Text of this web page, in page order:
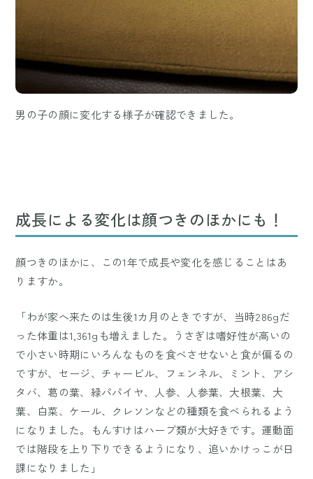
男の子の顔に変化する様子が確認できました。
成長による変化は顔つきのほかにも！
顔つきのほかに、この1年で成長や変化を感じることはあ
りますか。
「わが家へ来たのは生後1カ月のときですが、当時286gだ
った体重は1,361gも増えました。うさぎは嗜好性が高いの
で小さい時期にいろんなものを食べさせないと食が偏るの
ですが、セージ、チャービル、フェンネル、ミント、アシ
タバ、葛の葉、緑パパイヤ、人参、人参葉、大根葉、大
葉、白菜、ケール、クレソンなどの種類を食べられるよう
になりました。もんすけはハーブ類が大好きです。運動面
では階段を上り下りできるようになり、追いかけっこが日
課になりました」